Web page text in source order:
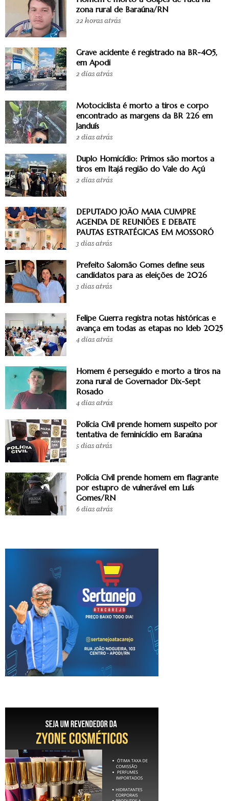
zona rural de Baraúna/RN
22 horas atrás
Grave acidente é registrado na BR-405,
em Apodi
2 dias atrás
Motociclista é morto a tiros e corpo
encontrado as margens da BR 226 em
Janduís
2 dias atrás
Duplo Homicídio: Primos são mortos a
tiros em Itajá região do Vale do Açú
2 dias atrás
DEPUTADO JOÃO MAIA CUMPRE
AGENDA DE REUNIÕES E DEBATE
PAUTAS ESTRATÉGICAS EM MOSSORÓ
3 dias atrás
Prefeito Salomão Gomes define seus
candidatos para as eleições de 2026
3 dias atrás
Felipe Guerra registra notas históricas e
avança em todas as etapas no Ideb 2025
4 dias atrás
Homem é perseguido e morto a tiros na
zona rural de Governador Dix-Sept
Rosado
4 dias atrás
Polícia Civil prende homem suspeito por
tentativa de feminicídio em Baraúna
5 dias atrás
Polícia Civil prende homem em flagrante
por estupro de vulnerável em Luís
Gomes/RN
6 dias atrás